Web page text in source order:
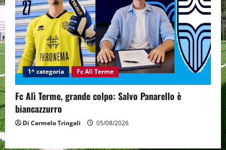
1^ categoria Fc Alì Terme
Fc Alì Terme, grande colpo: Salvo Panarello è
biancazzurro
Di Carmelo Tringali 05/08/2026